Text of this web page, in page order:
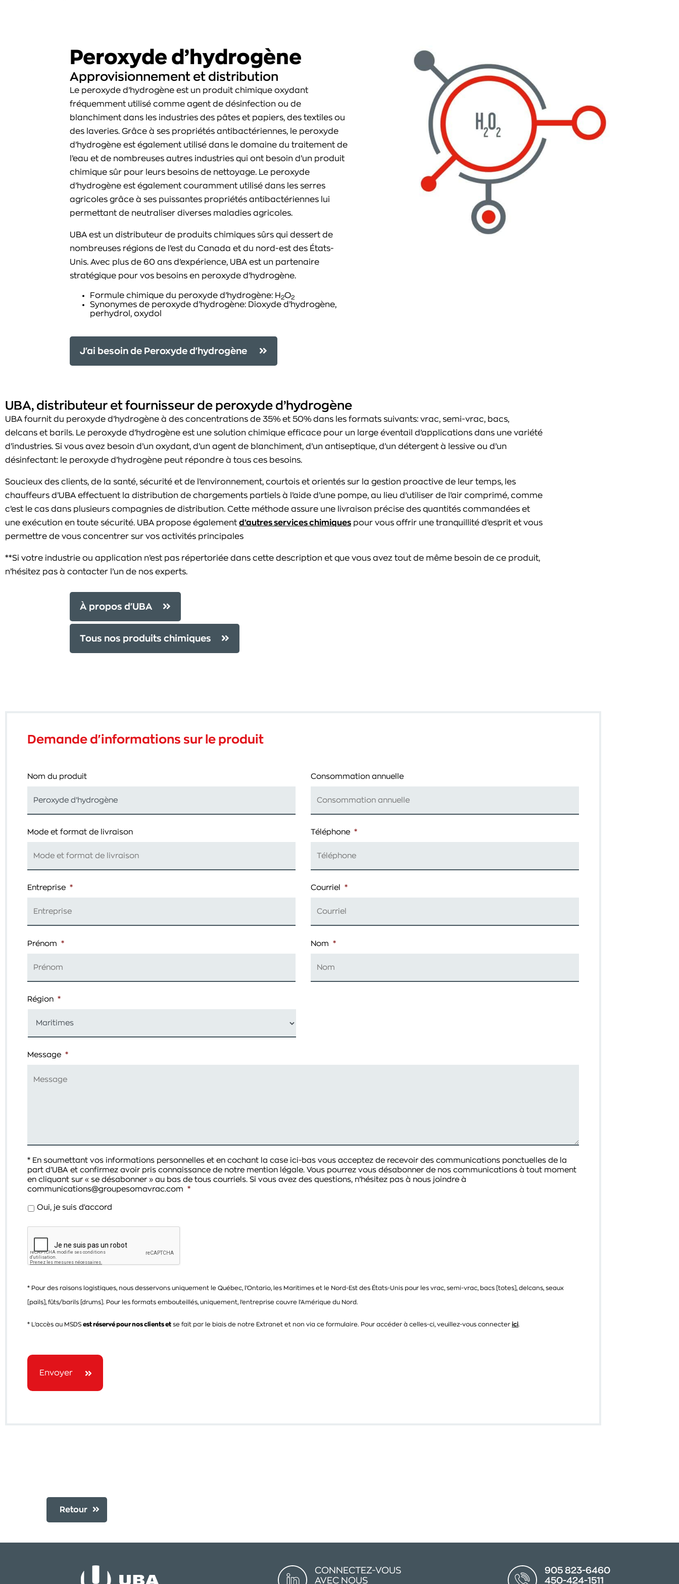
Peroxyde d’hydrogène
Approvisionnement et distribution
Le peroxyde d’hydrogène est un produit chimique oxydant
fréquemment utilisé comme agent de désinfection ou de
blanchiment dans les industries des pâtes et papiers, des textiles ou
des laveries. Grâce à ses propriétés antibactériennes, le peroxyde
d’hydrogène est également utilisé dans le domaine du traitement de
l’eau et de nombreuses autres industries qui ont besoin d’un produit
chimique sûr pour leurs besoins de nettoyage. Le peroxyde
d’hydrogène est également couramment utilisé dans les serres
agricoles grâce à ses puissantes propriétés antibactériennes lui
permettant de neutraliser diverses maladies agricoles.
UBA est un distributeur de produits chimiques sûrs qui dessert de
nombreuses régions de l’est du Canada et du nord-est des États-
Unis. Avec plus de 60 ans d’expérience, UBA est un partenaire
stratégique pour vos besoins en peroxyde d’hydrogène.
Formule chimique du peroxyde d’hydrogène: H2O2
Synonymes de peroxyde d’hydrogène: Dioxyde d’hydrogène,
perhydrol, oxydol
J'ai besoin de Peroxyde d'hydrogène
UBA, distributeur et fournisseur de peroxyde d’hydrogène
UBA fournit du peroxyde d’hydrogène à des concentrations de 35% et 50% dans les formats suivants: vrac, semi-vrac, bacs,
delcans et barils. Le peroxyde d’hydrogène est une solution chimique efficace pour un large éventail d’applications dans une variété
d’industries. Si vous avez besoin d’un oxydant, d’un agent de blanchiment, d’un antiseptique, d’un détergent à lessive ou d’un
désinfectant: le peroxyde d’hydrogène peut répondre à tous ces besoins.
Soucieux des clients, de la santé, sécurité et de l’environnement, courtois et orientés sur la gestion proactive de leur temps, les
chauffeurs d’UBA effectuent la distribution de chargements partiels à l’aide d’une pompe, au lieu d’utiliser de l’air comprimé, comme
c’est le cas dans plusieurs compagnies de distribution. Cette méthode assure une livraison précise des quantités commandées et
une exécution en toute sécurité. UBA propose également d’autres services chimiques pour vous offrir une tranquillité d’esprit et vous
permettre de vous concentrer sur vos activités principales
**Si votre industrie ou application n’est pas répertoriée dans cette description et que vous avez tout de même besoin de ce produit,
n’hésitez pas à contacter l’un de nos experts.
À propos d'UBA
Tous nos produits chimiques
Demande d'informations sur le produit
Nom du produit Consommation annuelle
Mode et format de livraison Téléphone *
Entreprise * Courriel *
Prénom * Nom *
Région *
Message *
* En soumettant vos informations personnelles et en cochant la case ici-bas vous acceptez de recevoir des communications ponctuelles de la
part d’UBA et confirmez avoir pris connaissance de notre mention légale. Vous pourrez vous désabonner de nos communications à tout moment
en cliquant sur « se désabonner » au bas de tous courriels. Si vous avez des questions, n’hésitez pas à nous joindre à
communications@groupesomavrac.com *
Oui, je suis d'accord
* Pour des raisons logistiques, nous desservons uniquement le Québec, l’Ontario, les Maritimes et le Nord-Est des États-Unis pour les vrac, semi-vrac, bacs [totes], delcans, seaux
[pails], fûts/barils [drums]. Pour les formats embouteillés, uniquement, l'entreprise couvre l'Amérique du Nord.
* L'accès au MSDS est réservé pour nos clients et se fait par le biais de notre Extranet et non via ce formulaire. Pour accéder à celles-ci, veuillez-vous connecter ici.
Envoyer
Retour
CONNECTEZ-VOUS
AVEC NOUS
905 823-6460
450-424-1511